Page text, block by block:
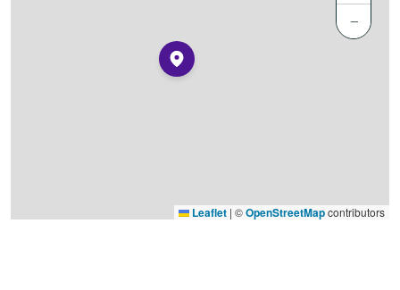
−
Leaflet | ©OpenStreetMapcontributors